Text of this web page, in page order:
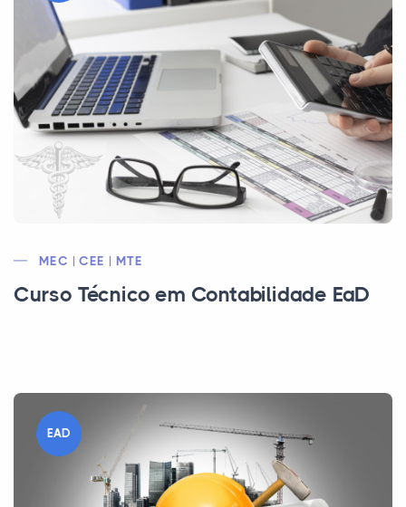
MEC | CEE | MTE
Curso Técnico em Contabilidade EaD
EAD